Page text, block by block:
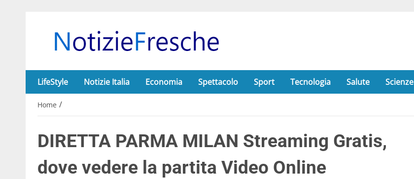
LifeStyle Notizie Italia Economia Spettacolo Sport Tecnologia Salute Scienze
Home /
DIRETTA PARMA MILAN Streaming Gratis,
dove vedere la partita Video Online